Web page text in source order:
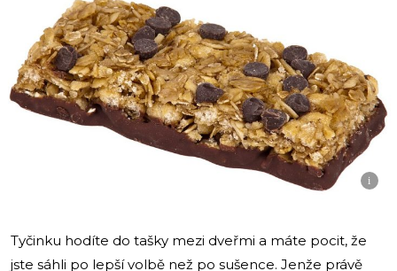
i
Tyčinku hodíte do tašky mezi dveřmi a máte pocit, že
jste sáhli po lepší volbě než po sušence. Jenže právě